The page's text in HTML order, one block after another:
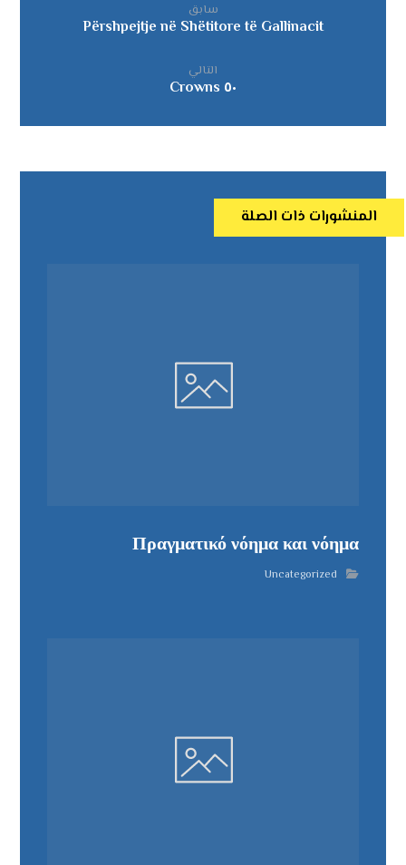
سابق
Përshpejtje në Shëtitore të Gallinacit
التالي
٥٠ Crowns
المنشورات ذات الصلة
Πραγματικό νόημα και νόημα
Uncategorized